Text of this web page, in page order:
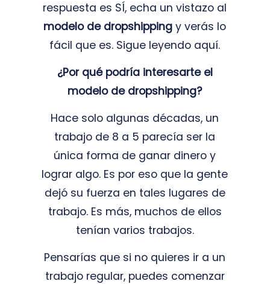
respuesta es SÍ, echa un vistazo al
modelo de dropshipping y verás lo
fácil que es. Sigue leyendo aquí.
¿Por qué podría interesarte el
modelo de dropshipping?
Hace solo algunas décadas, un
trabajo de 8 a 5 parecía ser la
única forma de ganar dinero y
lograr algo. Es por eso que la gente
dejó su fuerza en tales lugares de
trabajo. Es más, muchos de ellos
tenían varios trabajos.
Pensarías que si no quieres ir a un
trabajo regular, puedes comenzar